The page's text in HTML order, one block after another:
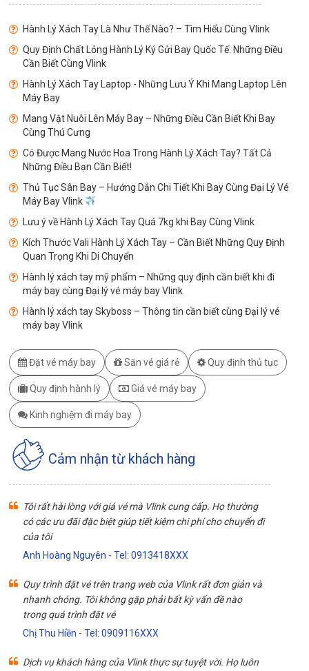
Hành Lý Xách Tay Là Như Thế Nào? – Tìm Hiểu Cùng Vlink
Quy Định Chất Lỏng Hành Lý Ký Gửi Bay Quốc Tế: Những Điều
Cần Biết Cùng Vlink
Hành Lý Xách Tay Laptop - Những Lưu Ý Khi Mang Laptop Lên
Máy Bay
Mang Vật Nuôi Lên Máy Bay – Những Điều Cần Biết Khi Bay
Cùng Thú Cưng
Có Được Mang Nước Hoa Trong Hành Lý Xách Tay? Tất Cả
Những Điều Bạn Cần Biết!
Thủ Tục Sân Bay – Hướng Dẫn Chi Tiết Khi Bay Cùng Đại Lý Vé
Máy Bay Vlink
Lưu ý về Hành Lý Xách Tay Quá 7kg khi Bay Cùng Vlink
Kích Thước Vali Hành Lý Xách Tay – Cần Biết Những Quy Định
Quan Trọng Khi Di Chuyển
Hành lý xách tay mỹ phẩm – Những quy định cần biết khi đi
máy bay cùng Đại lý vé máy bay Vlink
Hành lý xách tay Skyboss – Thông tin cần biết cùng Đại lý vé
máy bay Vlink
Đặt vé máy bay Săn vé giá rẻ Quy định thủ tục
Quy định hành lý Giá vé máy bay
Kinh nghiệm đi máy bay
Cảm nhận từ khách hàng
Tôi rất hài lòng với giá vé mà Vlink cung cấp. Họ thường
có các ưu đãi đặc biệt giúp tiết kiệm chi phí cho chuyến đi
của tôi
Anh Hoàng Nguyên - Tel: 0913418XXX
Quy trình đặt vé trên trang web của Vlink rất đơn giản và
nhanh chóng. Tôi không gặp phải bất kỳ vấn đề nào
trong quá trình đặt vé
Chị Thu Hiền - Tel: 0909116XXX
Dịch vụ khách hàng của Vlink thực sự tuyệt vời. Họ luôn